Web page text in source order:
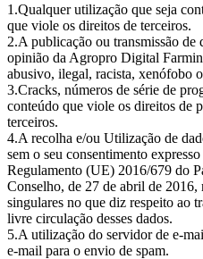
Qualquer utilização que seja
que viole os direitos de terceiros.
A publicação ou transmissão de
opinião da Agropro Digital
abusivo, ilegal, racista, xenófobo
Cracks, números de série de
conteúdo que viole os direitos de
terceiros.
A recolha e/ou Utilização de
sem o seu consentimento
Regulamento (UE) 2016/679 do
Conselho, de 27 de abril de 2016,
singulares no que diz respeito ao
livre circulação desses dados.
A utilização do servidor de e-
e-mail para o envio de spam.